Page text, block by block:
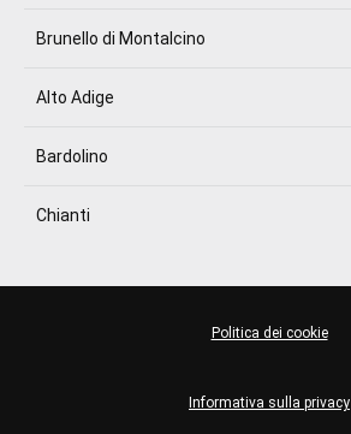
Brunello di Montalcino
Alto Adige
Bardolino
Chianti
Informativa sulla privacy
Politica dei cookie